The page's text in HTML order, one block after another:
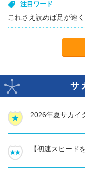
注目ワード
これさえ読めば足が速
サ
2026年夏サカイ
【初速スピード